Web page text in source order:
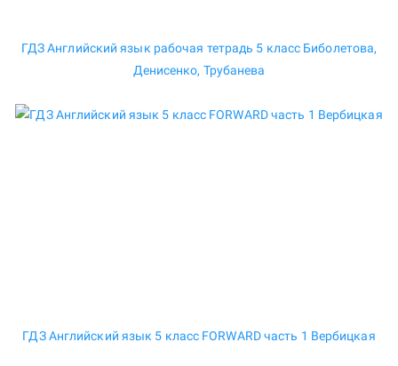
ГДЗ Английский язык рабочая тетрадь 5 класс Биболетова,
Денисенко, Трубанева
ГДЗ Английский язык 5 класс FORWARD часть 1 Вербицкая